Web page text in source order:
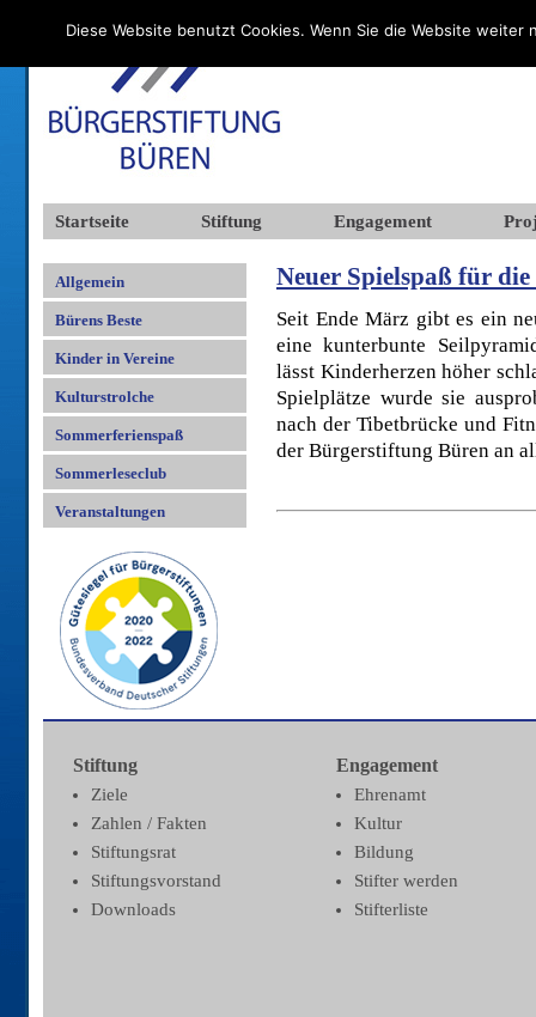
Startseite Stiftung Engagement
Allgemein
Bürens Beste
Kinder in Vereine
Kulturstrolche
Sommerferienspaß
Sommerleseclub
Veranstaltungen
Neuer Spielspaß für
Seit Ende März gibt es ein
eine kunterbunte
lässt Kinderherzen höher
Spielplätze wurde sie
nach der Tibetbrücke und
der Bürgerstiftung Büren an
Stiftung
Ziele
Zahlen / Fakten
Stiftungsrat
Stiftungsvorstand
Downloads
Engagement
Ehrenamt
Kultur
Bildung
Stifter werden
Stifterliste
Diese Website benutzt Cookies. Wenn Sie die Website